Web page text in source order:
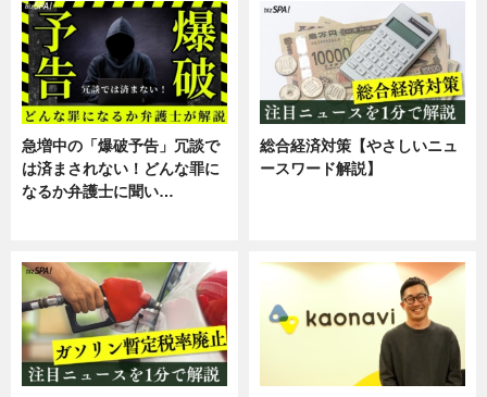
急増中の「爆破予告」冗談で
は済まされない！どんな罪に
なるか弁護士に聞い…
総合経済対策【やさしいニュ
ースワード解説】